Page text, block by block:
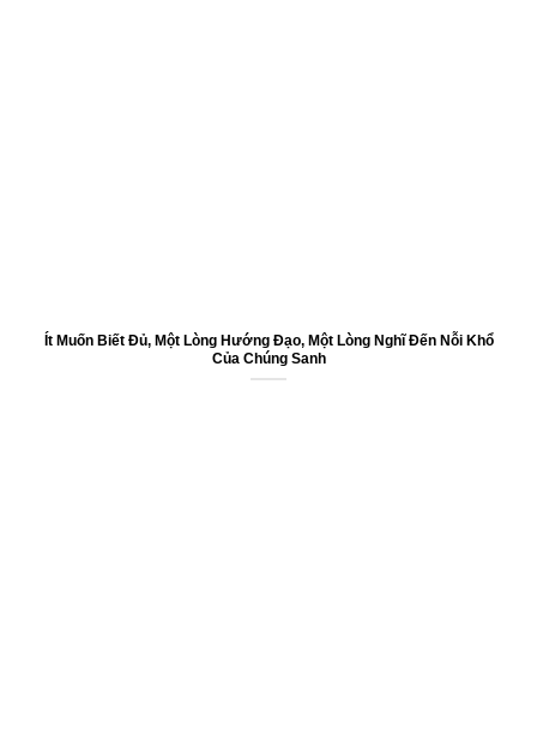
Ít Muốn Biết Đủ, Một Lòng Hướng Đạo, Một Lòng Nghĩ Đến Nỗi Khổ
Của Chúng Sanh